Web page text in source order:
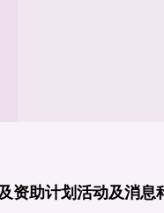
资助计划活动及消息